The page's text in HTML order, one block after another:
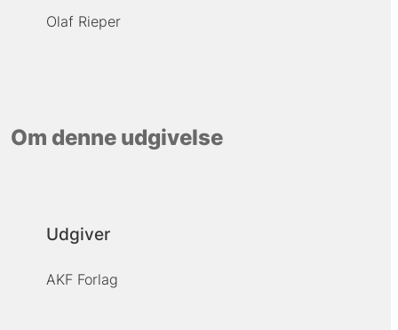
Olaf Rieper
Om denne udgivelse
Udgiver
AKF Forlag